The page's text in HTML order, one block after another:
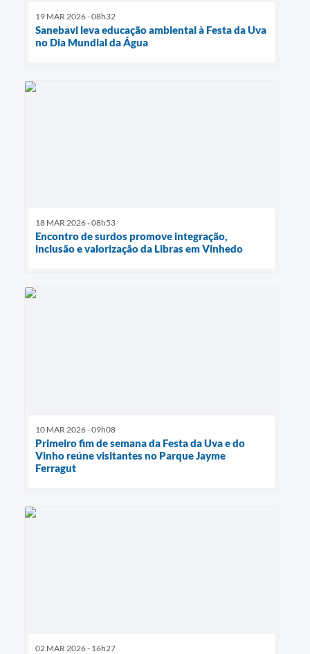
19 MAR 2026 - 08h32
Sanebavi leva educação ambiental à Festa da Uva
no Dia Mundial da Água
18 MAR 2026 - 08h53
Encontro de surdos promove integração,
inclusão e valorização da Libras em Vinhedo
10 MAR 2026 - 09h08
Primeiro fim de semana da Festa da Uva e do
Vinho reúne visitantes no Parque Jayme
Ferragut
02 MAR 2026 - 16h27